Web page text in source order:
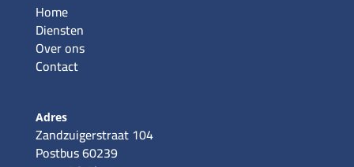
Home
Diensten
Over ons
Contact
Adres
Zandzuigerstraat 104
Postbus 60239